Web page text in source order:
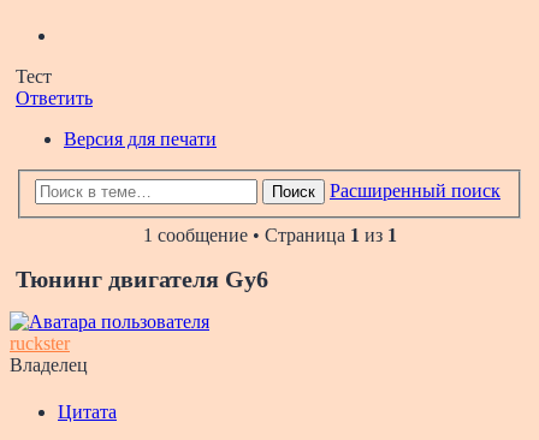
Тест
Ответить
Версия для печати
Поиск Расширенный поиск
1 сообщение • Страница 1 из 1
Тюнинг двигателя Gy6
ruckster
Владелец
Цитата